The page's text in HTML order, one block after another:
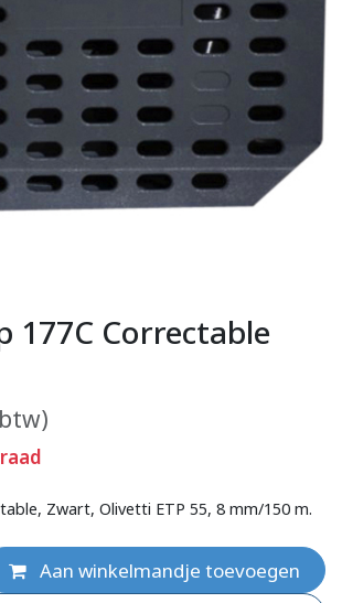
177C Correctable
Zwart, Olivetti ETP 55, 8 mm/150 m.
Aan winkelmandje toevoegen